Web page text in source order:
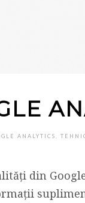
ANALYTICS
din